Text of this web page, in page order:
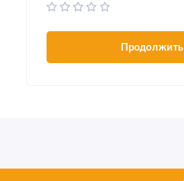
Продолжить